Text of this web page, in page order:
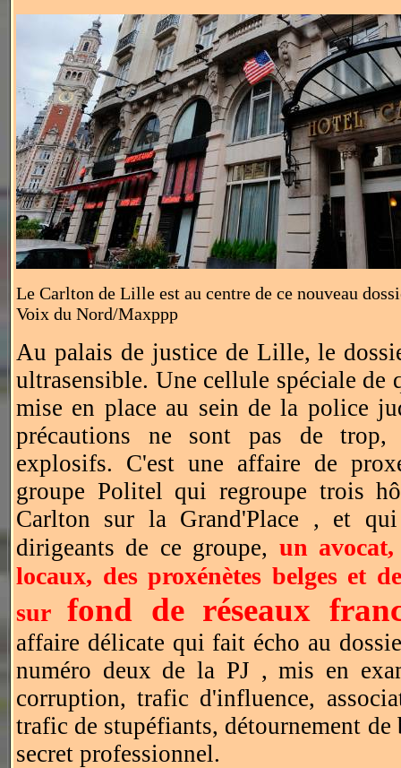
Le Carlton de Lille est au centre de ce nouveau
Voix du Nord/Maxppp
Au palais de justice de Lille, le
ultrasensible. Une cellule spéciale de
mise en place au sein de la police
précautions ne sont pas de
explosifs. C'est une affaire de
groupe Politel qui regroupe trois
Carlton sur la Grand'Place , et
dirigeants de ce groupe, un avocat,
locaux, des proxénètes belges et
sur fond de réseaux
affaire délicate qui fait écho au
numéro deux de la PJ , mis en
corruption, trafic d'influence,
trafic de stupéfiants, détournement
secret professionnel.